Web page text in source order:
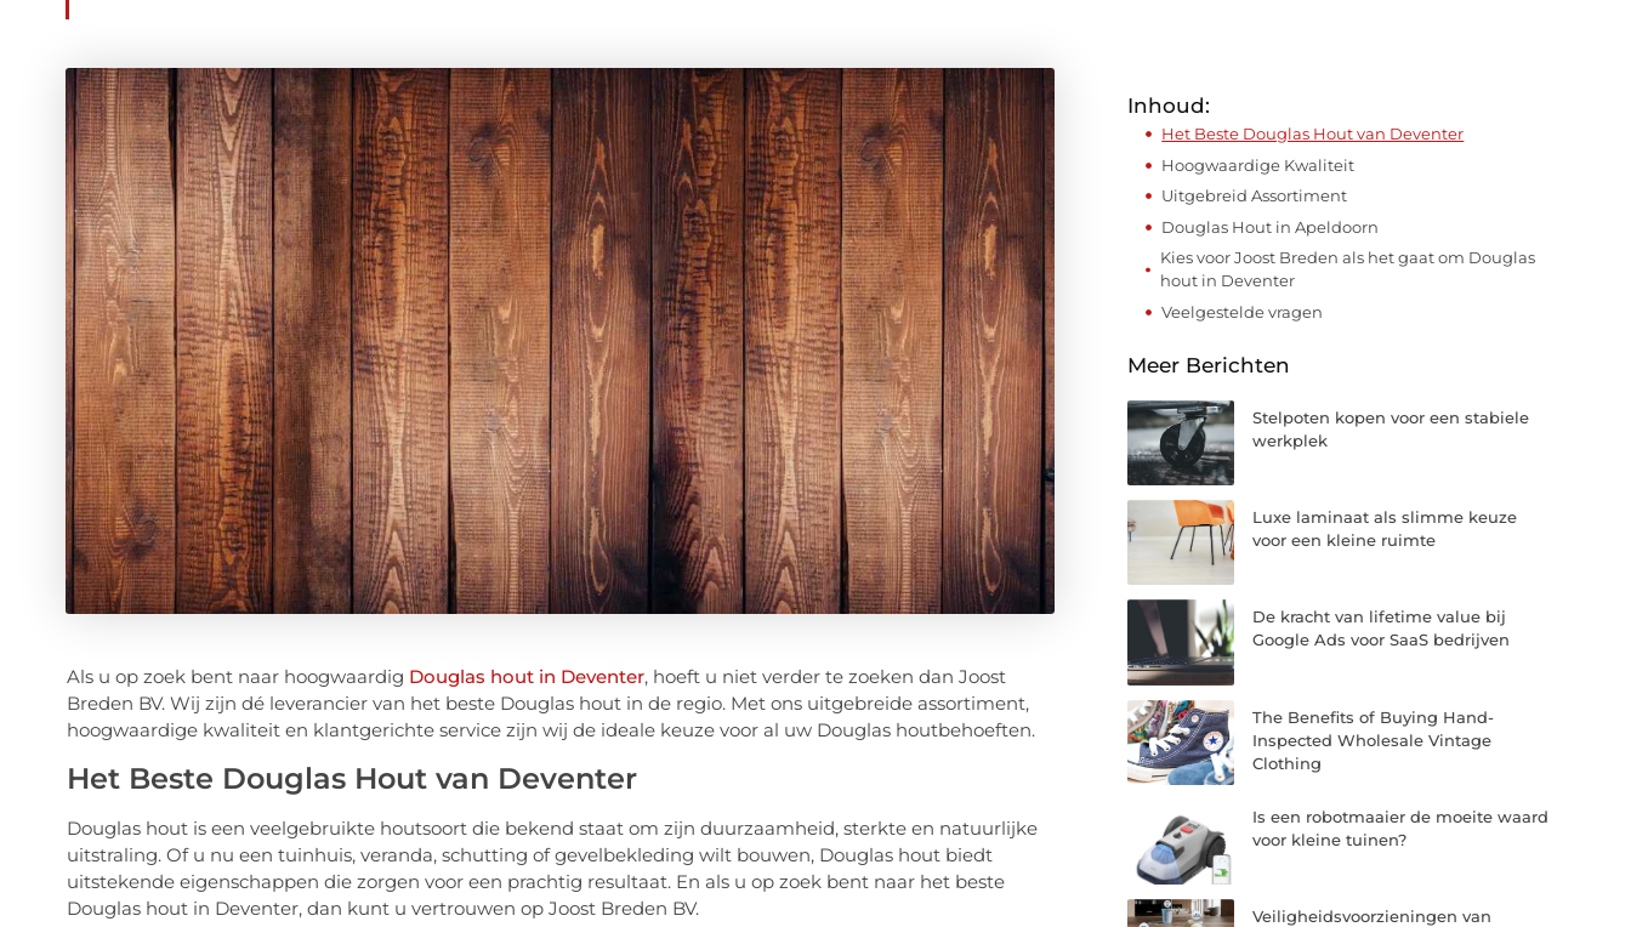
Als u op zoek bent naar hoogwaardig Douglas hout in Deventer, hoeft u niet verder te zoeken dan Joost
Breden BV. Wij zijn dé leverancier van het beste Douglas hout in de regio. Met ons uitgebreide assortiment,
hoogwaardige kwaliteit en klantgerichte service zijn wij de ideale keuze voor al uw Douglas houtbehoeften.
Het Beste Douglas Hout van Deventer
Douglas hout is een veelgebruikte houtsoort die bekend staat om zijn duurzaamheid, sterkte en natuurlijke
uitstraling. Of u nu een tuinhuis, veranda, schutting of gevelbekleding wilt bouwen, Douglas hout biedt
uitstekende eigenschappen die zorgen voor een prachtig resultaat. En als u op zoek bent naar het beste
Douglas hout in Deventer, dan kunt u vertrouwen op Joost Breden BV.
Inhoud:
Het Beste Douglas Hout van Deventer
Hoogwaardige Kwaliteit
Uitgebreid Assortiment
Douglas Hout in Apeldoorn
Kies voor Joost Breden als het gaat om Douglas
hout in Deventer
Veelgestelde vragen
Meer Berichten
Stelpoten kopen voor een stabiele
werkplek
Luxe laminaat als slimme keuze
voor een kleine ruimte
De kracht van lifetime value bij
Google Ads voor SaaS bedrijven
The Benefits of Buying Hand-
Inspected Wholesale Vintage
Clothing
Is een robotmaaier de moeite waard
voor kleine tuinen?
Veiligheidsvoorzieningen van